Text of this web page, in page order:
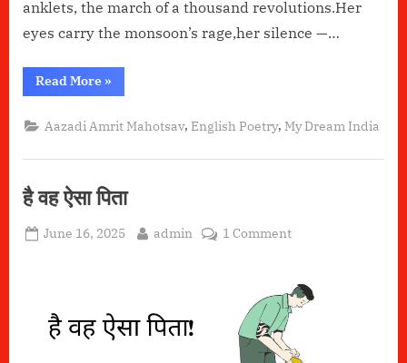
anklets, the march of a thousand revolutions.Her
eyes carry the monsoon’s rage,her silence —…
Read More“She
Is
»
Aazadi Amrit Mahotsav,English Poetry,My Dream India
है वह ऐसा पिता
Posted
June 16, 2025 By
admin 1 Commenton
ऐसा
पिता